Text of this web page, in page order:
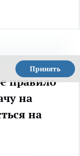
Принять
правило
на
на